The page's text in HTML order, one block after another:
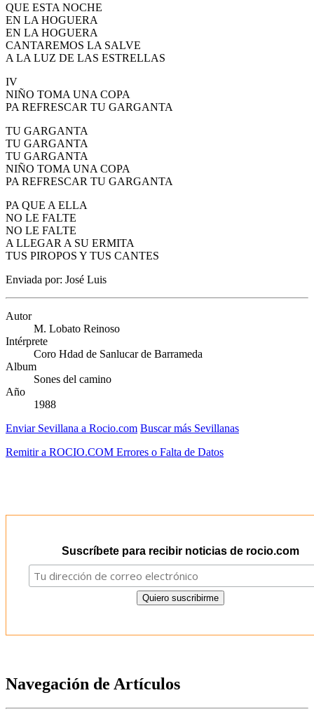
QUE ESTA NOCHE
EN LA HOGUERA
EN LA HOGUERA
CANTAREMOS LA SALVE
A LA LUZ DE LAS ESTRELLAS
IV
NIÑO TOMA UNA COPA
PA REFRESCAR TU GARGANTA
TU GARGANTA
TU GARGANTA
TU GARGANTA
NIÑO TOMA UNA COPA
PA REFRESCAR TU GARGANTA
PA QUE A ELLA
NO LE FALTE
NO LE FALTE
A LLEGAR A SU ERMITA
TUS PIROPOS Y TUS CANTES
Enviada por: José Luis
Autor
M. Lobato Reinoso
Intérprete
Coro Hdad de Sanlucar de Barrameda
Album
Sones del camino
Año
1988
Enviar Sevillana a Rocio.com Buscar más Sevillanas
Remitir a ROCIO.COM Errores o Falta de Datos
Suscríbete para recibir noticias de rocio.com
Navegación de Artículos